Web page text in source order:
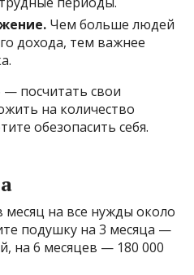
Чем больше людей
дохода, тем важнее
посчитать свои
на количество
обезопасить себя.
на все нужды около
подушку на 3 месяца —
на 6 месяцев — 180 000